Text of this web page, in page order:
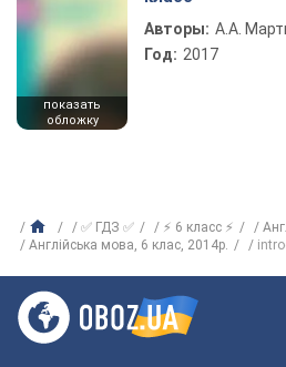
показать
обложку
Авторы: А.А.
Год: 2017
✅ ГДЗ ✅ ⚡ 6 класс ⚡
Англiйська мова, 6 клас, 2014p.